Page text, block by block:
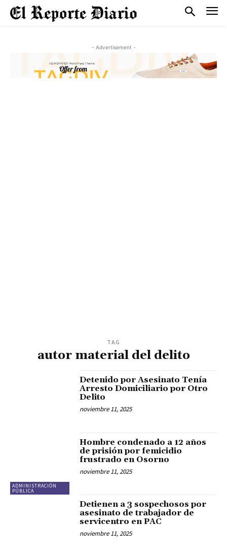
- Advertisement -
TAG
autor material del delito
Detenido por Asesinato Tenía
Arresto Domiciliario por Otro
Delito
noviembre 11, 2025
ADMINISTRACIÓN
PÚBLICA
Hombre condenado a 12 años
de prisión por femicidio
frustrado en Osorno
noviembre 11, 2025
Detienen a 3 sospechosos por
asesinato de trabajador de
servicentro en PAC
noviembre 11, 2025